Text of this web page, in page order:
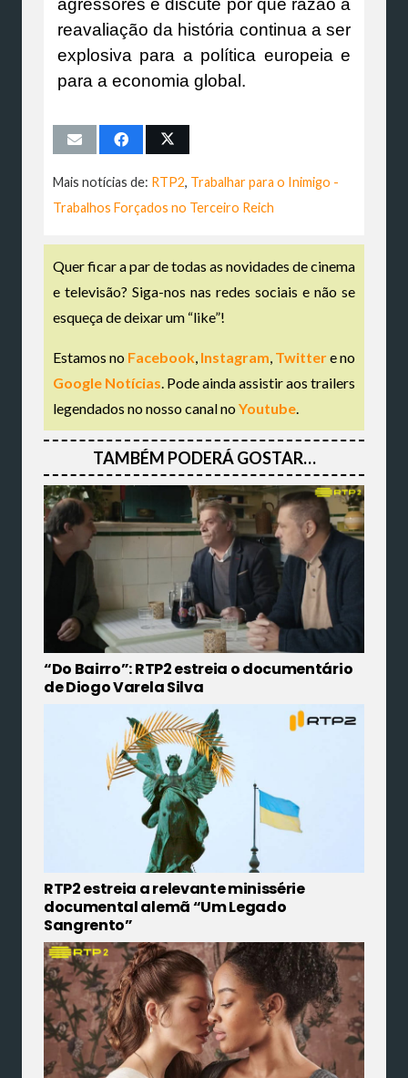
agressores e discute por que razão a
reavaliação da história continua a ser
explosiva para a política europeia e
para a economia global.
Mais notícias de: RTP2, Trabalhar para o Inimigo -
Trabalhos Forçados no Terceiro Reich
Quer ficar a par de todas as novidades de cinema
e televisão? Siga-nos nas redes sociais e não se
esqueça de deixar um “like”!
Estamos no Facebook, Instagram, Twittere no
Google Notícias. Pode ainda assistir aos trailers
legendados no nosso canal noYoutube.
TAMBÉM PODERÁ GOSTAR…
“Do Bairro”: RTP2 estreia o documentário
de Diogo Varela Silva
RTP2 estreia a relevante minissérie
documental alemã “Um Legado
Sangrento”